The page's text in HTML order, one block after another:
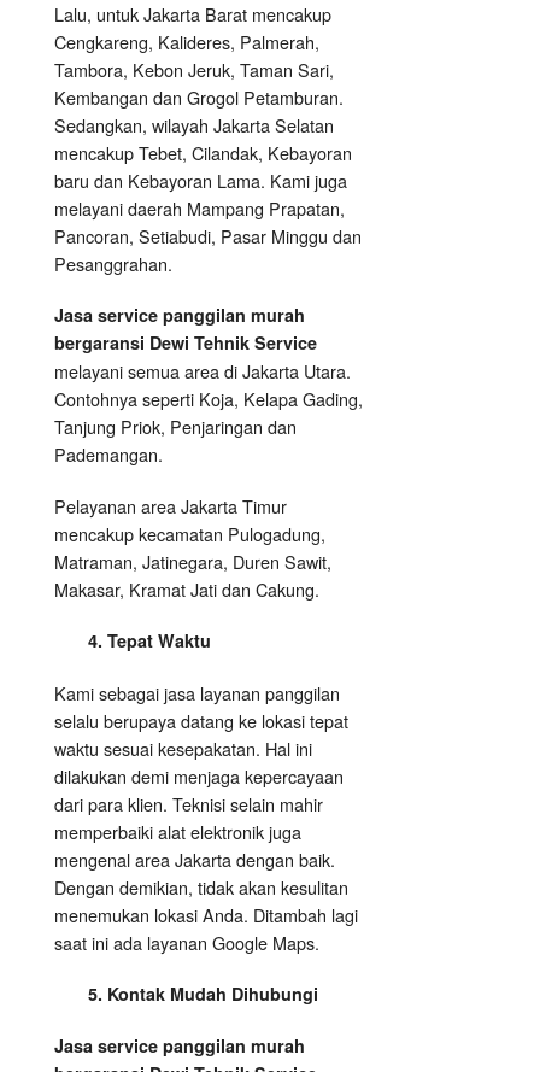
Lalu, untuk Jakarta Barat mencakup
Cengkareng, Kalideres, Palmerah,
Tambora, Kebon Jeruk, Taman Sari,
Kembangan dan Grogol Petamburan.
Sedangkan, wilayah Jakarta Selatan
mencakup Tebet, Cilandak, Kebayoran
baru dan Kebayoran Lama. Kami juga
melayani daerah Mampang Prapatan,
Pancoran, Setiabudi, Pasar Minggu dan
Pesanggrahan.
Jasa service panggilan murah
bergaransi Dewi Tehnik Service
melayani semua area di Jakarta Utara.
Contohnya seperti Koja, Kelapa Gading,
Tanjung Priok, Penjaringan dan
Pademangan.
Pelayanan area Jakarta Timur
mencakup kecamatan Pulogadung,
Matraman, Jatinegara, Duren Sawit,
Makasar, Kramat Jati dan Cakung.
4. Tepat Waktu
Kami sebagai jasa layanan panggilan
selalu berupaya datang ke lokasi tepat
waktu sesuai kesepakatan. Hal ini
dilakukan demi menjaga kepercayaan
dari para klien. Teknisi selain mahir
memperbaiki alat elektronik juga
mengenal area Jakarta dengan baik.
Dengan demikian, tidak akan kesulitan
menemukan lokasi Anda. Ditambah lagi
saat ini ada layanan Google Maps.
5. Kontak Mudah Dihubungi
Jasa service panggilan murah